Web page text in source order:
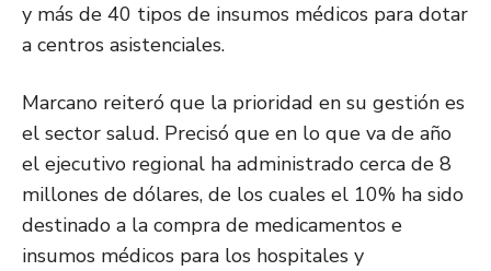
y más de 40 tipos de insumos médicos para dotar
a centros asistenciales.
Marcano reiteró que la prioridad en su gestión es
el sector salud. Precisó que en lo que va de año
el ejecutivo regional ha administrado cerca de 8
millones de dólares, de los cuales el 10% ha sido
destinado a la compra de medicamentos e
insumos médicos para los hospitales y